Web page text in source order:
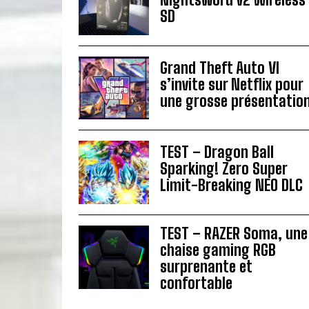
SD
Grand Theft Auto VI
s’invite sur Netflix pour
une grosse
TEST – Dragon Ball
Sparking! Zero Super
Limit-Breaking NEO DLC
TEST – RAZER Soma, une
chaise gaming RGB
surprenante et
confortable